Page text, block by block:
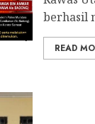
berhasil
READ